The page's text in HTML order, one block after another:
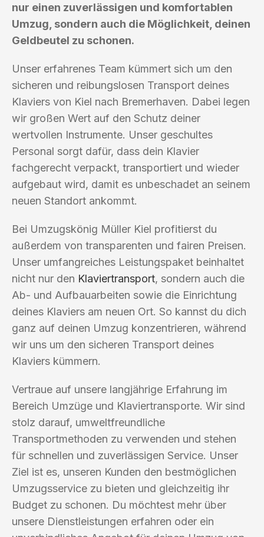
nur einen zuverlässigen und komfortablen
Umzug, sondern auch die Möglichkeit, deinen
Geldbeutel zu schonen.
Unser erfahrenes Team kümmert sich um den
sicheren und reibungslosen Transport deines
Klaviers von Kiel nach Bremerhaven. Dabei legen
wir großen Wert auf den Schutz deiner
wertvollen Instrumente. Unser geschultes
Personal sorgt dafür, dass dein Klavier
fachgerecht verpackt, transportiert und wieder
aufgebaut wird, damit es unbeschadet an seinem
neuen Standort ankommt.
Bei Umzugskönig Müller Kiel profitierst du
außerdem von transparenten und fairen Preisen.
Unser umfangreiches Leistungspaket beinhaltet
nicht nur den Klaviertransport, sondern auch die
Ab- und Aufbauarbeiten sowie die Einrichtung
deines Klaviers am neuen Ort. So kannst du dich
ganz auf deinen Umzug konzentrieren, während
wir uns um den sicheren Transport deines
Klaviers kümmern.
Vertraue auf unsere langjährige Erfahrung im
Bereich Umzüge und Klaviertransporte. Wir sind
stolz darauf, umweltfreundliche
Transportmethoden zu verwenden und stehen
für schnellen und zuverlässigen Service. Unser
Ziel ist es, unseren Kunden den bestmöglichen
Umzugsservice zu bieten und gleichzeitig ihr
Budget zu schonen. Du möchtest mehr über
unsere Dienstleistungen erfahren oder ein